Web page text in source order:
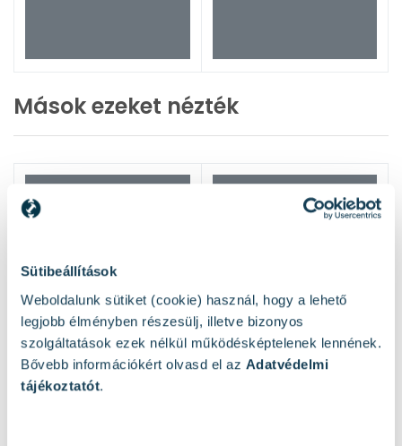
Sütibeállítások
Weboldalunk sütiket (cookie) használ, hogy a lehető
legjobb élményben részesülj, illetve bizonyos
szolgáltatások ezek nélkül működésképtelenek lennének.
Bővebb információkért olvasd el az Adatvédelmi
tájékoztatót.
Mások ezeket nézték